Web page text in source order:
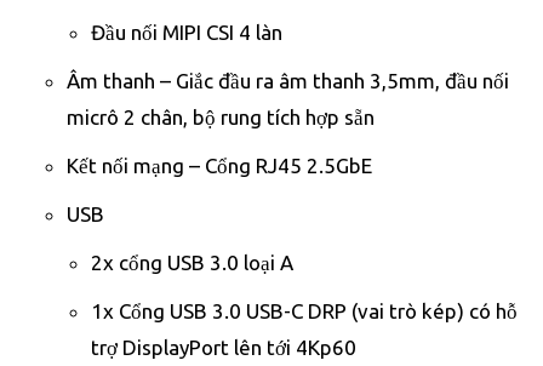
Đầu nối MIPI CSI 4 làn
Âm thanh – Giắc đầu ra âm thanh 3,5mm, đầu nối
micrô 2 chân, bộ rung tích hợp sẵn
Kết nối mạng – Cổng RJ45 2.5GbE
USB
2x cổng USB 3.0 loại A
1x Cổng USB 3.0 USB-C DRP (vai trò kép) có hỗ
trợ DisplayPort lên tới 4Kp60